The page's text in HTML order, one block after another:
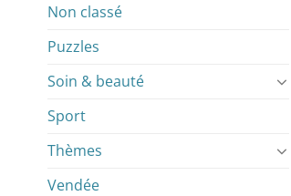
Non classé
Puzzles
Soin & beauté
Sport
Thèmes
Vendée